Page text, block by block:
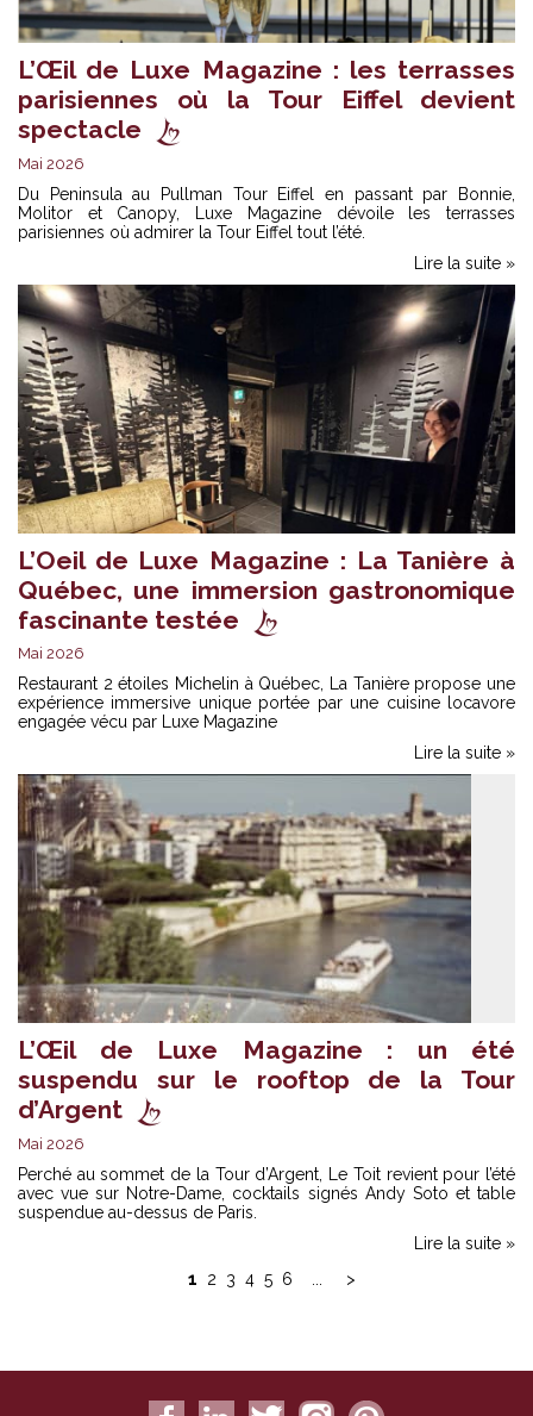
L’Œil de Luxe Magazine : les terrasses
parisiennes où la Tour Eiffel devient
spectacle
Mai 2026
Du Peninsula au Pullman Tour Eiffel en passant par Bonnie,
Molitor et Canopy, Luxe Magazine dévoile les terrasses
parisiennes où admirer la Tour Eiffel tout l’été.
Lire la suite »
L’Oeil de Luxe Magazine : La Tanière à
Québec, une immersion gastronomique
fascinante testée
Mai 2026
Restaurant 2 étoiles Michelin à Québec, La Tanière propose une
expérience immersive unique portée par une cuisine locavore
engagée vécu par Luxe Magazine
Lire la suite »
L’Œil de Luxe Magazine : un été
suspendu sur le rooftop de la Tour
d’Argent
Mai 2026
Perché au sommet de la Tour d’Argent, Le Toit revient pour l’été
avec vue sur Notre-Dame, cocktails signés Andy Soto et table
suspendue au-dessus de Paris.
Lire la suite »
1
2 3 4 5 6 ... >